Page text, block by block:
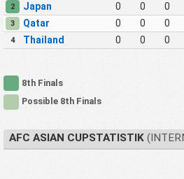
2 Japan 0 0 0
3 Qatar 0 0 0
4 Thailand 0 0 0
8th Finals
Possible 8th Finals
AFC ASIAN CUPSTATISTIK